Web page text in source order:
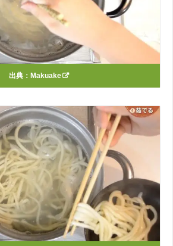
出典： Makuake